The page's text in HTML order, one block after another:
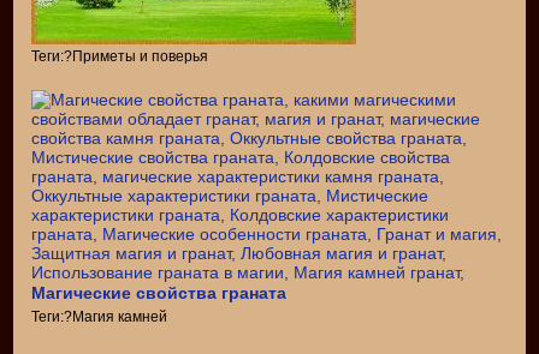
Теги:?Приметы и поверья
Магические свойства граната
Теги:?Магия камней